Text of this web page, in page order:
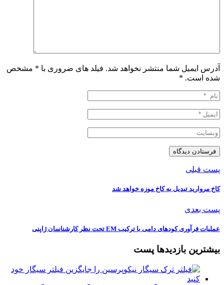
آدرس ایمیل شما منتشر نخواهد شد. فیلد های ضروری با * مشخص
شده است. *
پست قبلی
کاخ مروارید تبدیل به کاخ موزه خواهد شد
پست بعدی
عملیات فرآوری کودهای دامی با ترکیب EM تحت نظر کارشناسان ژاپنی
بیشترین بازدیدها پست